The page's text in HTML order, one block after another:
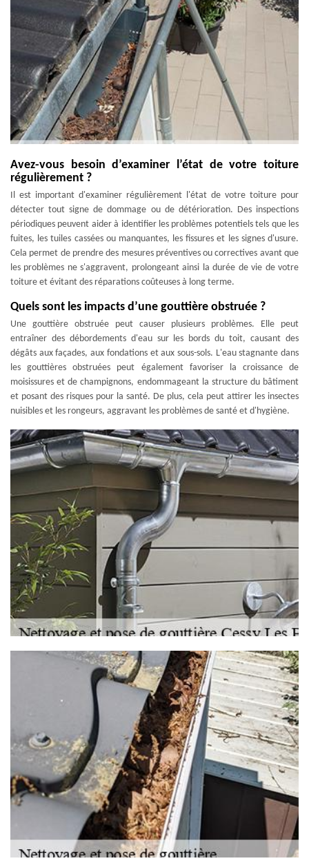
Avez-vous besoin d’examiner l’état de votre toiture
régulièrement ?
Il est important d'examiner régulièrement l'état de votre toiture pour
détecter tout signe de dommage ou de détérioration. Des inspections
périodiques peuvent aider à identifier les problèmes potentiels tels que les
fuites, les tuiles cassées ou manquantes, les fissures et les signes d'usure.
Cela permet de prendre des mesures préventives ou correctives avant que
les problèmes ne s'aggravent, prolongeant ainsi la durée de vie de votre
toiture et évitant des réparations coûteuses à long terme.
Quels sont les impacts d’une gouttière obstruée ?
Une gouttière obstruée peut causer plusieurs problèmes. Elle peut
entraîner des débordements d'eau sur les bords du toit, causant des
dégâts aux façades, aux fondations et aux sous-sols. L'eau stagnante dans
les gouttières obstruées peut également favoriser la croissance de
moisissures et de champignons, endommageant la structure du bâtiment
et posant des risques pour la santé. De plus, cela peut attirer les insectes
nuisibles et les rongeurs, aggravant les problèmes de santé et d'hygiène.